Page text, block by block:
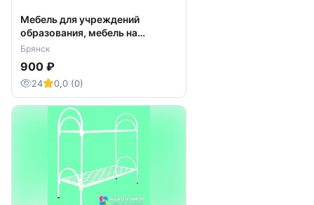
Мебель для учреждений
образования, мебель на
металлокаркасе,
Брянск
900 ₽
24 0,0 (0)